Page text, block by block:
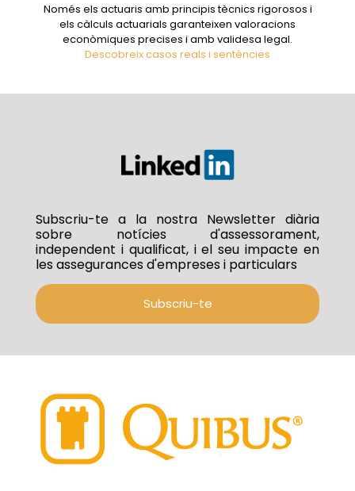
Només els actuaris amb principis tècnics rigorosos i
els càlculs actuarials garanteixen valoracions
econòmiques precises i amb validesa legal.
Descobreix casos reals i sentències
Subscriu-te a la nostra Newsletter diària
sobre notícies d'assessorament,
independent i qualificat, i el seu impacte en
les assegurances d'empreses i particulars
Subscriu-te